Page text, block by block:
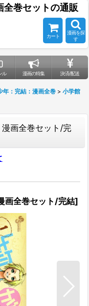
全巻セットの通販
カート
漫画を探
す
ル 漫画の特集 決済/配送
年：完結：漫画全巻 > 小学館
画全巻セット/完
画全巻セット/完結]